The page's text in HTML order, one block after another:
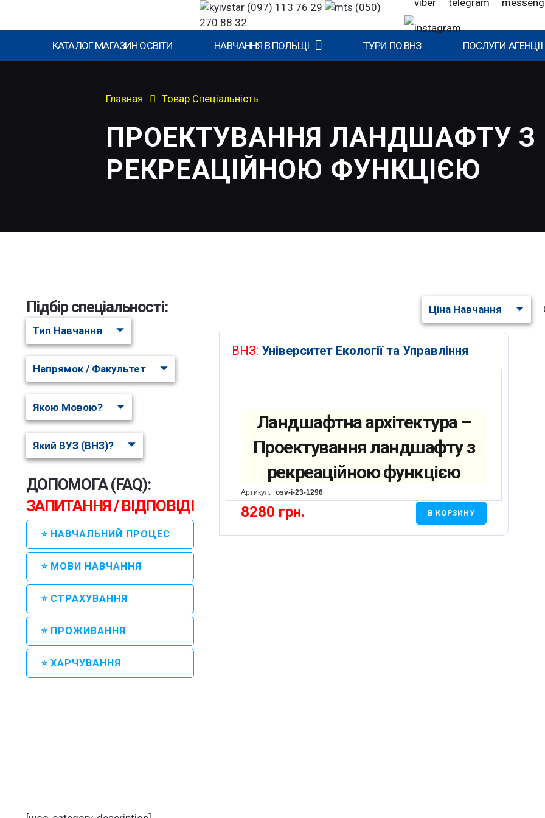
(097) 113 76 29
(050)
270 88 32
КАТАЛОГ МАГАЗИН ОСВІТИ
НАВЧАННЯ В ПОЛЬЩІ ТУРИ ПО ВНЗ ПОСЛУГИ АГЕНЦІЇ
Главная Товар Спеціальність
ПРОЕКТУВАННЯ ЛАНДШАФТУ З
РЕКРЕАЦІЙНОЮ ФУНКЦІЄЮ
Підбір спеціальності:
Тип Навчання
Напрямок / Факультет
Якою Мовою?
Який ВУЗ (ВНЗ)?
ДОПОМОГА (FAQ):
ЗАПИТАННЯ / ВІДПОВІДІ
⭐ НАВЧАЛЬНИЙ ПРОЦЕС
⭐ МОВИ НАВЧАННЯ
⭐ СТРАХУВАННЯ
⭐ ПРОЖИВАННЯ
⭐ ХАРЧУВАННЯ
Ціна Навчання
ВНЗ: Університет Екології та Управління
Ландшафтна архітектура –
Проектування ландшафту з
рекреаційною функцією
Артикул: osv-i-23-1296
8280 грн. В КОРЗИНУ